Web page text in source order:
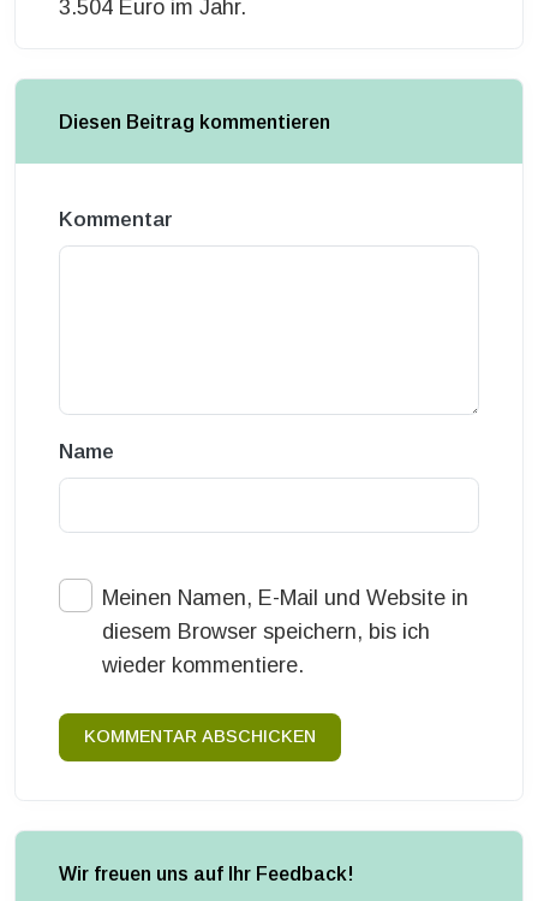
3.504 Euro im Jahr.
Diesen Beitrag kommentieren
Kommentar
Name
Meinen Namen, E-Mail und Website in
diesem Browser speichern, bis ich
wieder kommentiere.
KOMMENTAR ABSCHICKEN
Wir freuen uns auf Ihr Feedback!